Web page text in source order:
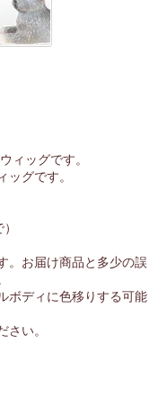
ィッグです。
ッグです。
。お届け商品と多少の誤
ボディに色移りする可能
い。